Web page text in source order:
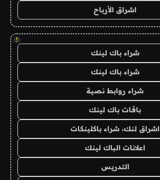
اشراق الأرباح
!
شراء باك لينك
شراء باك لينك
شراء روابط نصية
باقات باك لينك
اشراق لنك، شراء باكلينكات
اعلانات الباك لينك
التدريس